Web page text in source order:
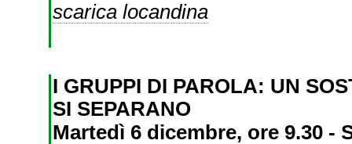
scarica locandina
I GRUPPI DI PAROLA: UN
SI SEPARANO
Martedì 6 dicembre, ore 9.30 -